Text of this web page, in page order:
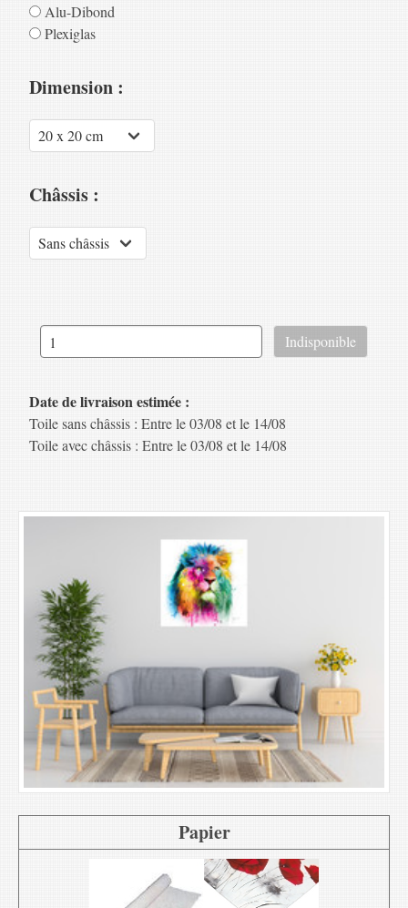
Alu-Dibond
Plexiglas
Dimension :
Châssis :
Date de livraison estimée :
Toile sans châssis : Entre le 03/08 et le 14/08
Toile avec châssis : Entre le 03/08 et le 14/08
Papier